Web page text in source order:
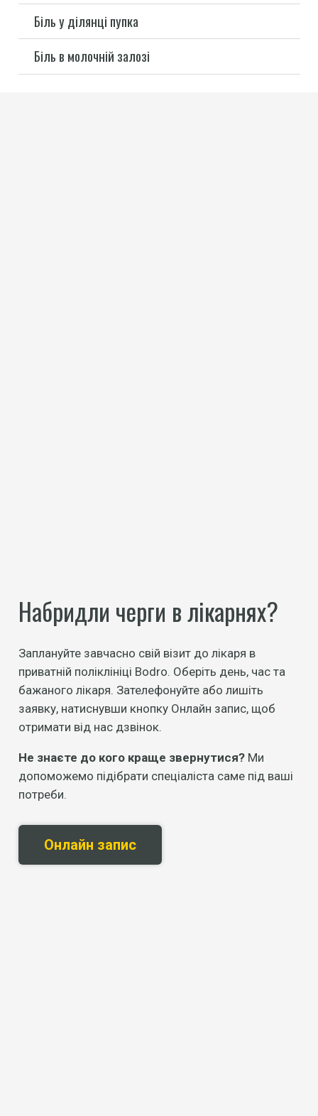
Біль у ділянці пупка
Біль в молочній залозі
Набридли черги в лікарнях?
Заплануйте завчасно свій візит до лікаря в
приватній поліклініці Bodro. Оберіть день, час та
бажаного лікаря. Зателефонуйте або лишіть
заявку, натиснувши кнопку Онлайн запис, щоб
отримати від нас дзвінок.
Не знаєте до кого краще звернутися?Ми
допоможемо підібрати спеціаліста саме під ваші
потреби.
Онлайн запис